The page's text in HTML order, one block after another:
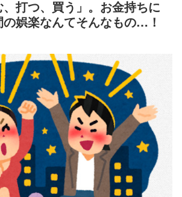
、打つ、買う」。お金持ちに
娯楽なんてそんなもの…！